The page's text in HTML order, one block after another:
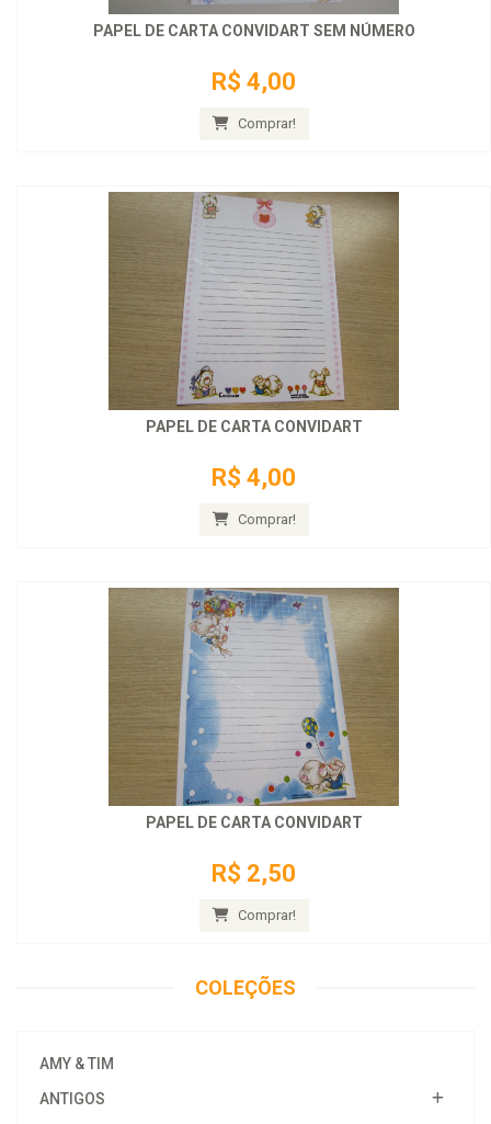
PAPEL DE CARTA CONVIDART SEM NÚMERO
R$ 4,00
Comprar!
PAPEL DE CARTA CONVIDART
R$ 4,00
Comprar!
PAPEL DE CARTA CONVIDART
R$ 2,50
Comprar!
COLEÇÕES
AMY & TIM
ANTIGOS